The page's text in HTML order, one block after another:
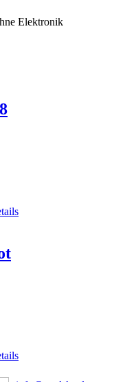
Elektronik